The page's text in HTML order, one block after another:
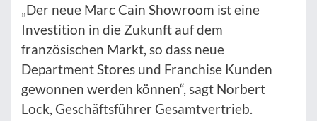
„Der neue Marc Cain Showroom ist eine
Investition in die Zukunft auf dem
französischen Markt, so dass neue
Department Stores und Franchise Kunden
gewonnen werden können“, sagt Norbert
Lock, Geschäftsführer Gesamtvertrieb.